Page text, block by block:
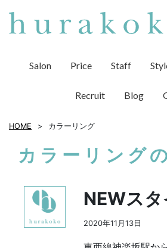
Salon Price Staff
Recruit Blog
HOME カラーリング
カラーリング
NEWス
2020年11月13日